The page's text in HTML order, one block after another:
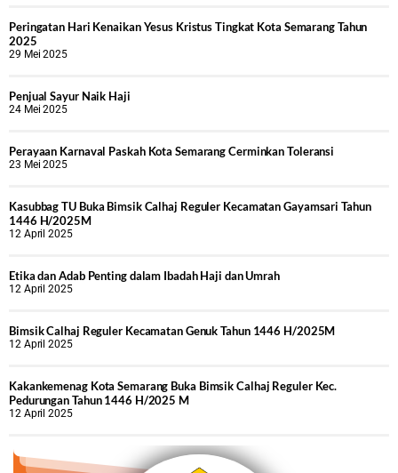
Peringatan Hari Kenaikan Yesus Kristus Tingkat Kota Semarang Tahun
2025
29 Mei 2025
Penjual Sayur Naik Haji
24 Mei 2025
Perayaan Karnaval Paskah Kota Semarang Cerminkan Toleransi
23 Mei 2025
Kasubbag TU Buka Bimsik Calhaj Reguler Kecamatan Gayamsari Tahun
1446 H/2025M
12 April 2025
Etika dan Adab Penting dalam Ibadah Haji dan Umrah
12 April 2025
Bimsik Calhaj Reguler Kecamatan Genuk Tahun 1446 H/2025M
12 April 2025
Kakankemenag Kota Semarang Buka Bimsik Calhaj Reguler Kec.
Pedurungan Tahun 1446 H/2025 M
12 April 2025